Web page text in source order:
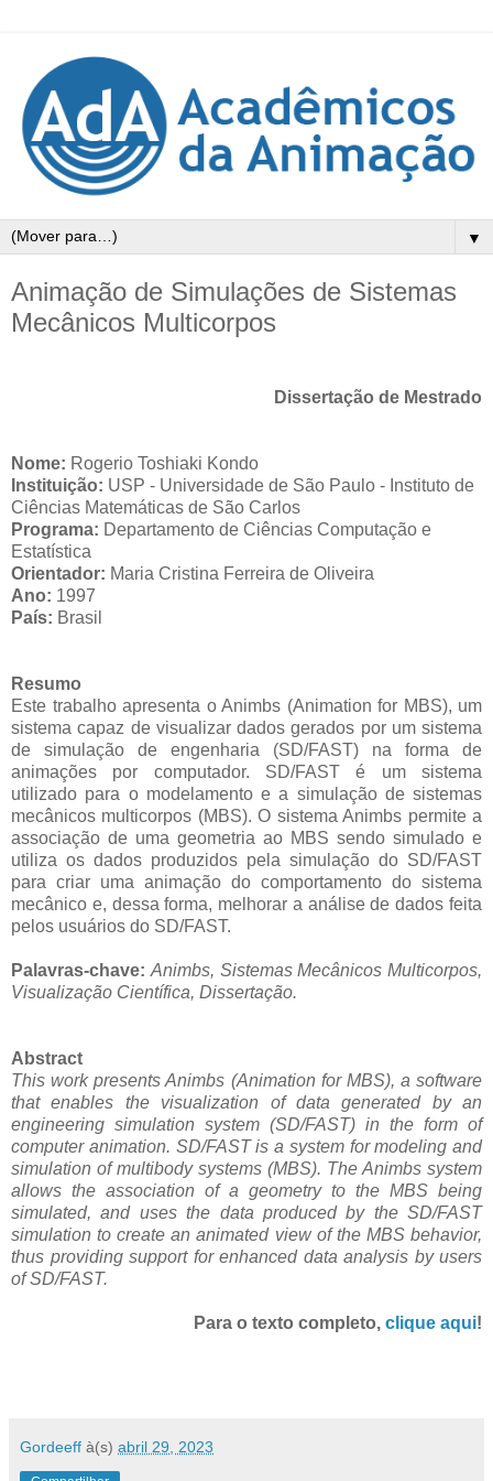
▼
Animação de Simulações de Sistemas
Mecânicos Multicorpos
Dissertação de Mestrado
Nome: Rogerio Toshiaki Kondo
Instituição: USP - Universidade de São Paulo - Instituto de
Ciências Matemáticas de São Carlos
Programa: Departamento de Ciências Computação e
Estatística
Orientador: Maria Cristina Ferreira de Oliveira
Ano: 1997
País: Brasil
Resumo
Este trabalho apresenta o Animbs (Animation for MBS), um
sistema capaz de visualizar dados gerados por um sistema
de simulação de engenharia (SD/FAST) na forma de
animações por computador. SD/FAST é um sistema
utilizado para o modelamento e a simulação de sistemas
mecânicos multicorpos (MBS). O sistema Animbs permite a
associação de uma geometria ao MBS sendo simulado e
utiliza os dados produzidos pela simulação do SD/FAST
para criar uma animação do comportamento do sistema
mecânico e, dessa forma, melhorar a análise de dados feita
pelos usuários do SD/FAST.
Palavras-chave: Animbs, Sistemas Mecânicos Multicorpos,
Visualização Científica, Dissertação.
Abstract
This work presents Animbs (Animation for MBS), a software
that enables the visualization of data generated by an
engineering simulation system (SD/FAST) in the form of
computer animation. SD/FAST is a system for modeling and
simulation of multibody systems (MBS). The Animbs system
allows the association of a geometry to the MBS being
simulated, and uses the data produced by the SD/FAST
simulation to create an animated view of the MBS behavior,
thus providing support for enhanced data analysis by users
of SD/FAST.
Para o texto completo, clique aqui!
Gordeeff à(s) abril 29, 2023